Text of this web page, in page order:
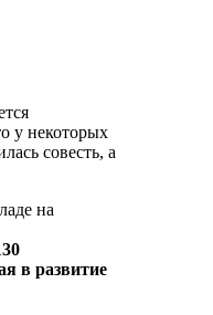
у некоторых
совесть, а
на
в развитие